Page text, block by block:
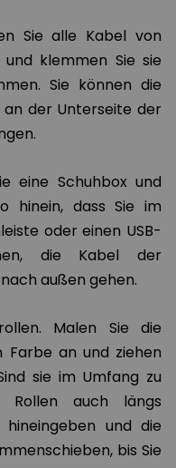
Sie alle Kabel von
klemmen Sie sie
Sie können die
der Unterseite der
eine Schuhbox und
hinein, dass Sie im
oder einen USB-
die Kabel der
außen gehen.
Malen Sie die
Farbe an und ziehen
sie im Umfang zu
auch längs
hineingeben und die
bis Sie